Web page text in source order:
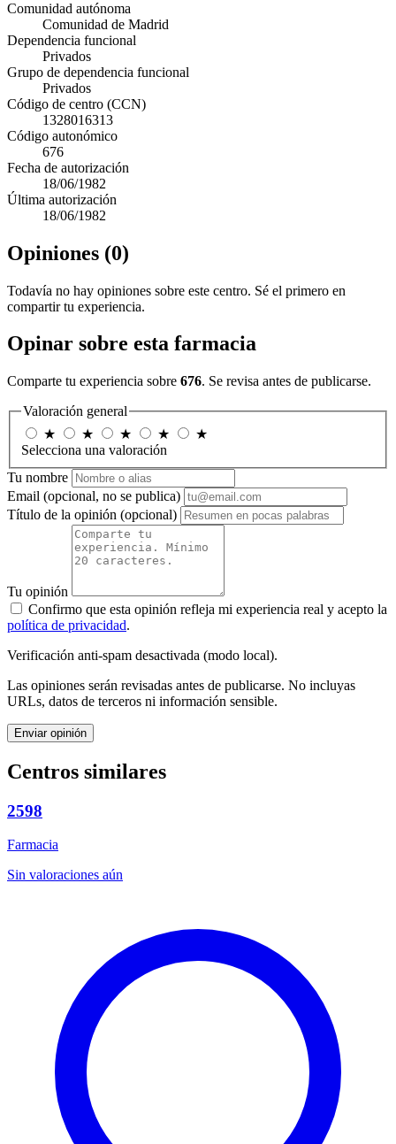
Comunidad autónoma
Comunidad de Madrid
Dependencia funcional
Privados
Grupo de dependencia funcional
Privados
Código de centro (CCN)
1328016313
Código autonómico
676
Fecha de autorización
18/06/1982
Última autorización
18/06/1982
Opiniones (0)
Todavía no hay opiniones sobre este centro. Sé el primero en
compartir tu experiencia.
Opinar sobre esta farmacia
Comparte tu experiencia sobre 676. Se revisa antes de publicarse.
Valoración general
★
★ ★ ★
★
Selecciona una valoración
Tu nombre
Email (opcional, no se publica)
Título de la opinión (opcional)
Tu opinión
Confirmo que esta opinión refleja mi experiencia real y acepto la
política de privacidad.
Verificación anti-spam desactivada (modo local).
Las opiniones serán revisadas antes de publicarse. No incluyas
URLs, datos de terceros ni información sensible.
Enviar opinión
Centros similares
2598
Farmacia
Sin valoraciones aún